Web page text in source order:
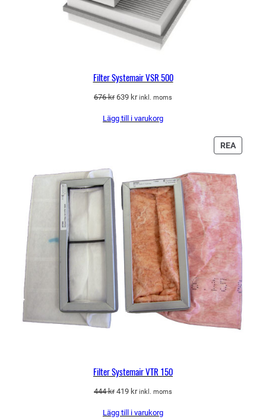
Filter Systemair VSR 500
676kr Det
priset
639 krDet
priset
inkl. moms
Lägg till i varukorg
REA
PÅ
Filter Systemair VTR 150
444kr Det
priset
419 krDet
priset
inkl. moms
Lägg till i varukorg